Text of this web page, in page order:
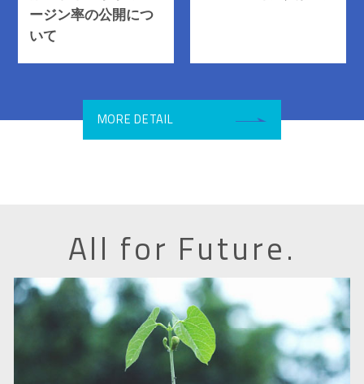
ージン率の公開につ
いて
MORE DETAIL
All for Future.